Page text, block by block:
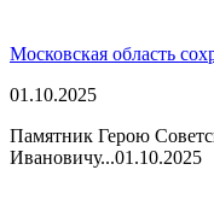
Московская область
01.10.2025
Памятник Герою
Ивановичу...01.10.2025